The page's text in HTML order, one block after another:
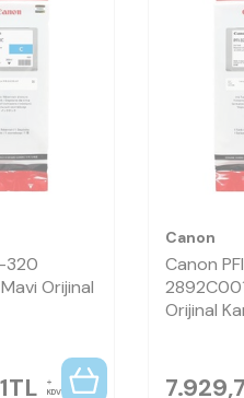
320
Orijinal
TL KDV
Canon
Canon
2892C001
Orijinal